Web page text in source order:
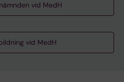
vid MedH
vid MedH